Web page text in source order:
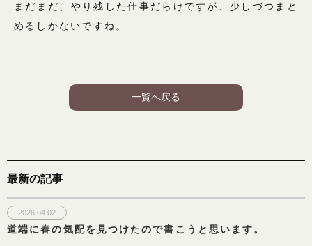
まだまだ、やり残した仕事だらけですが、少しづつまと
めるしかないですね。
一覧へ戻る
最新の記事
2026.04.02
道端に春の気配を見つけたので書こうと思います。